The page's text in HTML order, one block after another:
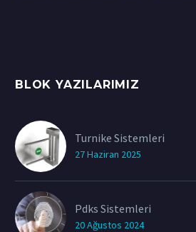
BLOK YAZILARIMIZ
Turnike Sistemleri
27 Haziran 2025
Pdks Sistemleri
20 Ağustos 2024